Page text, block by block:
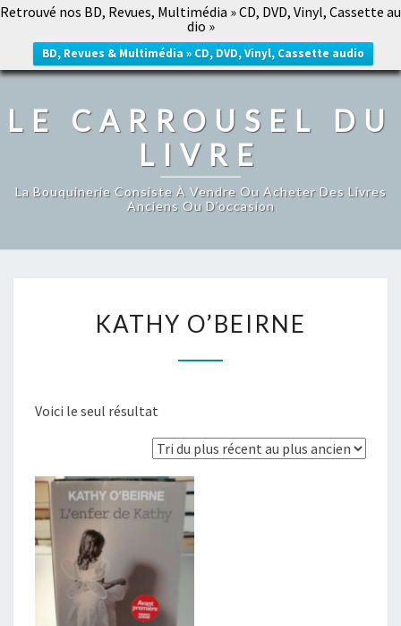
Retrouvé nos BD, Revues, Multimédia » CD, DVD, Vinyl, Cassette au
dio »
BD, Revues & Multimédia » CD, DVD, Vinyl, Cassette audio
LE CARROUSEL DU LIVRE
LE CARROUSEL DU
LIVRE
La Bouquinerie Consiste À Vendre Ou Acheter Des Livres
Anciens Ou D’occasion
O’BEIRNE
KATHY O’BEIRNE
Voici le seul résultat